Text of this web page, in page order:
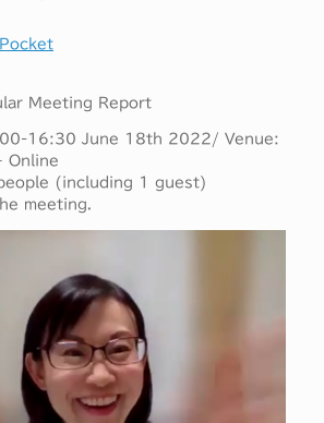
Pocket
Meeting Report
16:30 June 18th 2022/ Venue:
Online
(including 1 guest)
meeting.